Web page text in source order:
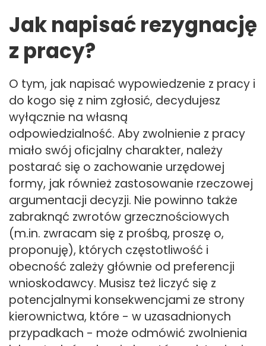
Jak napisać rezygnację
z pracy?
O tym, jak napisać wypowiedzenie z pracy i
do kogo się z nim zgłosić, decydujesz
wyłącznie na własną
odpowiedzialność. Aby zwolnienie z pracy
miało swój oficjalny charakter, należy
postarać się o zachowanie urzędowej
formy, jak również zastosowanie rzeczowej
argumentacji decyzji. Nie powinno także
zabraknąć zwrotów grzecznościowych
(m.in. zwracam się z prośbą, proszę o,
proponuję), których częstotliwość i
obecność zależy głównie od preferencji
wnioskodawcy. Musisz też liczyć się z
potencjalnymi konsekwencjami ze strony
kierownictwa, które - w uzasadnionych
przypadkach - może odmówić zwolnienia